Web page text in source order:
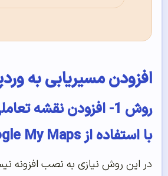
افزودن مسیریابی به
روش 1- افزودن نقشه
با استفاده از Google My Maps
در این روش نیازی به نصب افزونه